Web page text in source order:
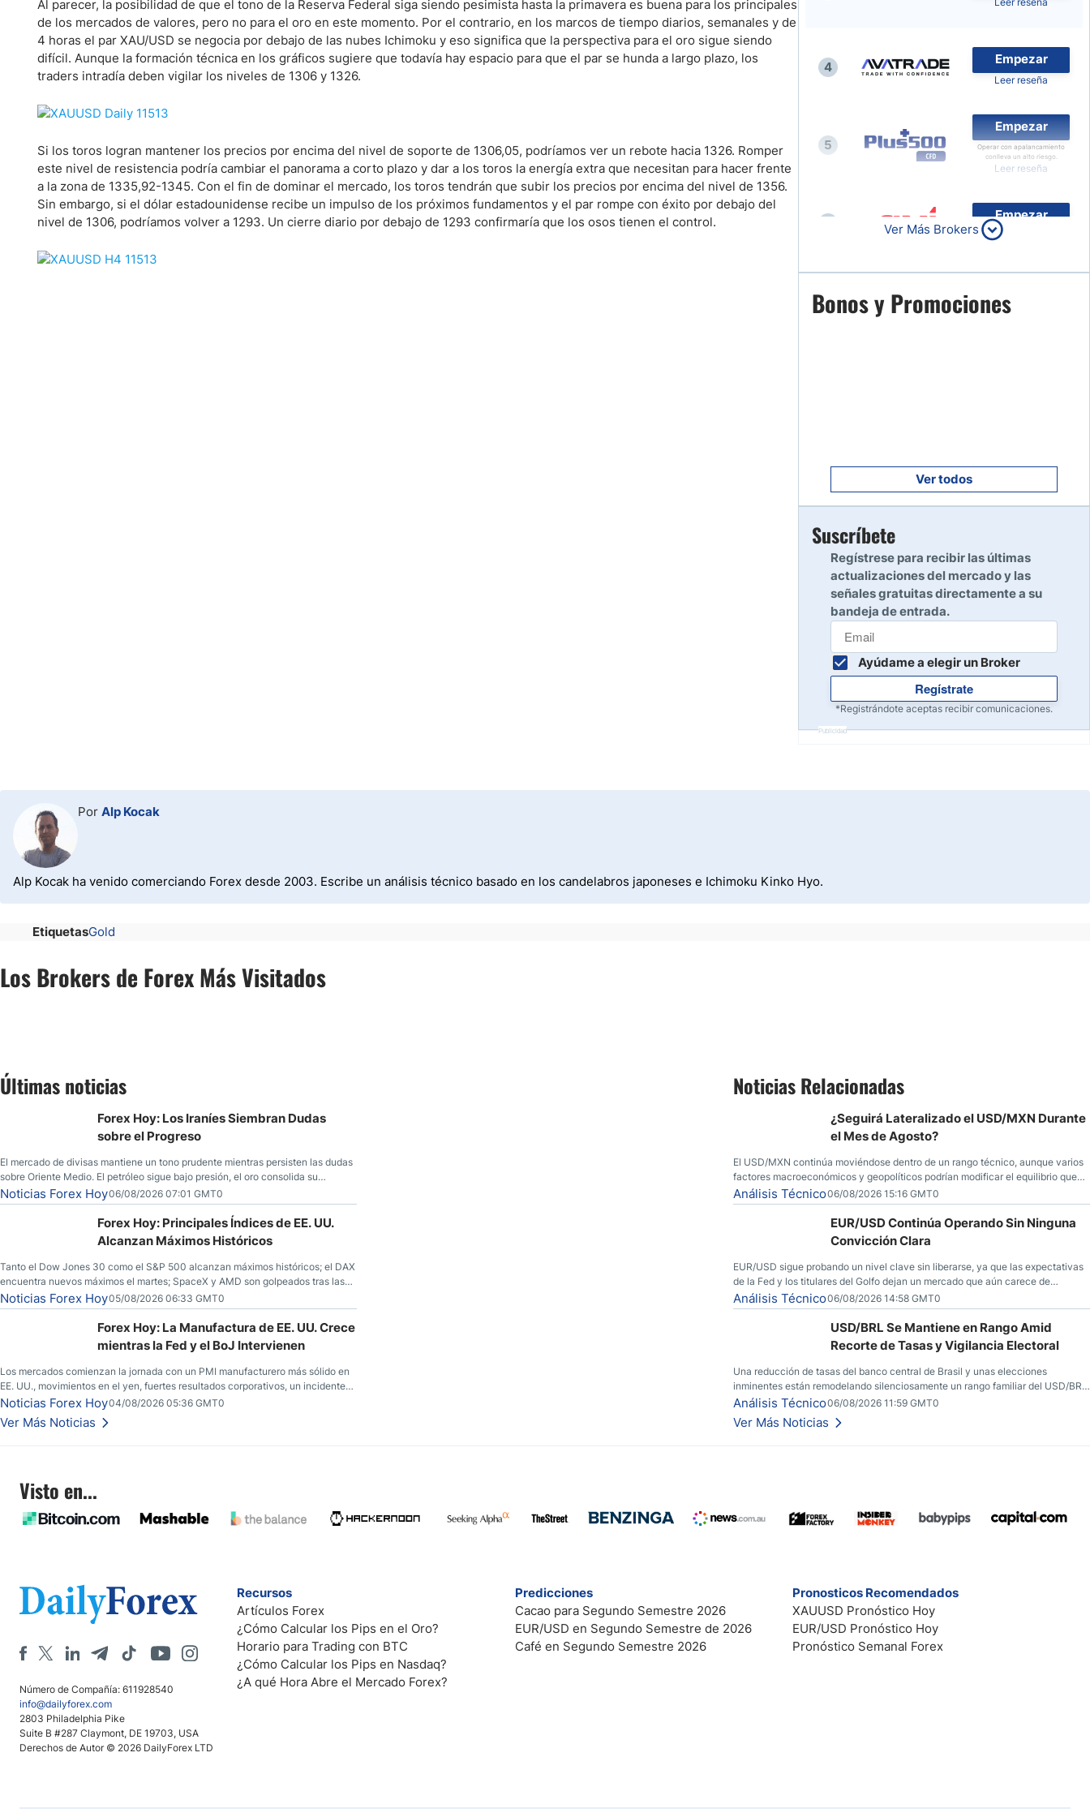
Paraguay
Peru
Panama
Bolivia
Nicaragua
Estados Unidos
Nasdaq 100
S&P 500
IBEX 35
Todos los índices
Nvidia (NVDA)
Banco Santander (SAN)
Todas las Acciones
Al parecer, la posibilidad de que el tono de la Reserva Federal siga siendo pesimista hasta la primavera es buena para los principales
de los mercados de valores, pero no para el oro en este momento. Por el contrario, en los marcos de tiempo diarios, semanales y de
4 horas el par XAU/USD se negocia por debajo de las nubes Ichimoku y eso significa que la perspectiva para el oro sigue siendo
difícil. Aunque la formación técnica en los gráficos sugiere que todavía hay espacio para que el par se hunda a largo plazo, los
traders intradía deben vigilar los niveles de 1306 y 1326.
Si los toros logran mantener los precios por encima del nivel de soporte de 1306,05, podríamos ver un rebote hacia 1326. Romper
este nivel de resistencia podría cambiar el panorama a corto plazo y dar a los toros la energía extra que necesitan para hacer frente
a la zona de 1335,92-1345. Con el fin de dominar el mercado, los toros tendrán que subir los precios por encima del nivel de 1356.
Sin embargo, si el dólar estadounidense recibe un impulso de los próximos fundamentos y el par rompe con éxito por debajo del
nivel de 1306, podríamos volver a 1293. Un cierre diario por debajo de 1293 confirmaría que los osos tienen el control.
4
Empezar
Leer reseña
5
Empezar
Operar con apalancamiento
conlleva un alto riesgo.
Leer reseña
Empezar
Leer reseña
7
Leer reseña
Leer reseña
10
Ver Más Brokers
Bonos y Promociones
Ver todos
Suscríbete
Regístrese para recibir las últimas
actualizaciones del mercado y las
señales gratuitas directamente a su
bandeja de entrada.
Ayúdame a elegir un Broker
Regístrate
*Registrándote aceptas recibir comunicaciones.
Publicidad
Por Alp Kocak
Alp Kocak ha venido comerciando Forex desde 2003. Escribe un análisis técnico basado en los candelabros japoneses e Ichimoku Kinko Hyo.
EtiquetasGold
Los Brokers de Forex Más Visitados
Últimas noticias
Forex Hoy: Los Iraníes Siembran Dudas
sobre el Progreso
El mercado de divisas mantiene un tono prudente mientras persisten las dudas
sobre Oriente Medio. El petróleo sigue bajo presión, el oro consolida su
fortaleza y los operadores esperan nuevas referencias económicas desde
Estados Unidos.
Noticias Forex Hoy06/08/2026 07:01 GMT0
Forex Hoy: Principales Índices de EE. UU.
Alcanzan Máximos Históricos
Tanto el Dow Jones 30 como el S&P 500 alcanzan máximos históricos; el DAX
encuentra nuevos máximos el martes; SpaceX y AMD son golpeados tras las
llamadas de ganancias; el petróleo crudo cae por debajo de los $80 con
nuevas esperanzas; el dólar estadounidense continúa intentando estabilizarse
frente al yen; el peso mexicano ve un repunte a medida que las tasas caen en
Noticias Forex Hoy05/08/2026 06:33 GMT0
Forex Hoy: La Manufactura de EE. UU. Crece
mientras la Fed y el BoJ Intervienen
Los mercados comienzan la jornada con un PMI manufacturero más sólido en
EE. UU., movimientos en el yen, fuertes resultados corporativos, un incidente
de seguridad en Bitcoin y nuevas señales desde el mercado del petróleo.
Noticias Forex Hoy04/08/2026 05:36 GMT0
Ver Más Noticias
Noticias Relacionadas
¿Seguirá Lateralizado el USD/MXN Durante
el Mes de Agosto?
El USD/MXN continúa moviéndose dentro de un rango técnico, aunque varios
factores macroeconómicos y geopolíticos podrían modificar el equilibrio que
ha dominado al mercado en las últimas semanas.
Análisis Técnico06/08/2026 15:16 GMT0
EUR/USD Continúa Operando Sin Ninguna
Convicción Clara
EUR/USD sigue probando un nivel clave sin liberarse, ya que las expectativas
de la Fed y los titulares del Golfo dejan un mercado que aún carece de
convicción real.
Análisis Técnico06/08/2026 14:58 GMT0
USD/BRL Se Mantiene en Rango Amid
Recorte de Tasas y Vigilancia Electoral
Una reducción de tasas del banco central de Brasil y unas elecciones
inminentes están remodelando silenciosamente un rango familiar del USD/BRL.
Una reducción de tasas por parte del banco central de Brasil y unas elecciones
inminentes están remodelando silenciosamente un rango familiar del USD/BRL.
Esto es lo que los traders están observando a continuación.
Análisis Técnico06/08/2026 11:59 GMT0
Ver Más Noticias
Visto en...
Número de Compañía: 611928540
info@dailyforex.com
2803 Philadelphia Pike
Suite B #287 Claymont, DE 19703, USA
Derechos de Autor © 2026 DailyForex LTD
Recursos
Artículos Forex
¿Cómo Calcular los Pips en el Oro?
Horario para Trading con BTC
¿Cómo Calcular los Pips en Nasdaq?
¿A qué Hora Abre el Mercado Forex?
Predicciones
Cacao para Segundo Semestre 2026
EUR/USD en Segundo Semestre de 2026
Café en Segundo Semestre 2026
Pronosticos Recomendados
XAUUSD Pronóstico Hoy
EUR/USD Pronóstico Hoy
Pronóstico Semanal Forex